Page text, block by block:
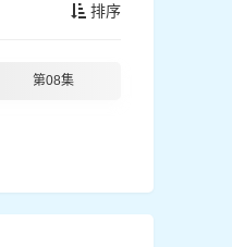
排序
第08集